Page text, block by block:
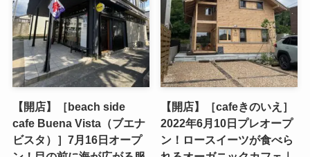
【開店】［beach side
cafe Buena Vista（ブエナ
ビスタ）］7月16日オープ
【開店】［cafeきのいえ］
2022年6月10日プレオープ
ン！ロースイーツが食べら